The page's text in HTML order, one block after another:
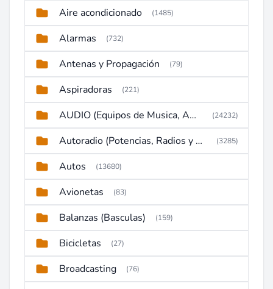
Aire acondicionado (1485)
Alarmas (732)
Antenas y Propagación (79)
Aspiradoras (221)
AUDIO (Equipos de Musica, Amplificadores, Reproductores, Etc) (24232)
Autoradio (Potencias, Radios y DVD) (3285)
Autos (13680)
Avionetas (83)
Balanzas (Basculas) (159)
Bicicletas (27)
Broadcasting (76)